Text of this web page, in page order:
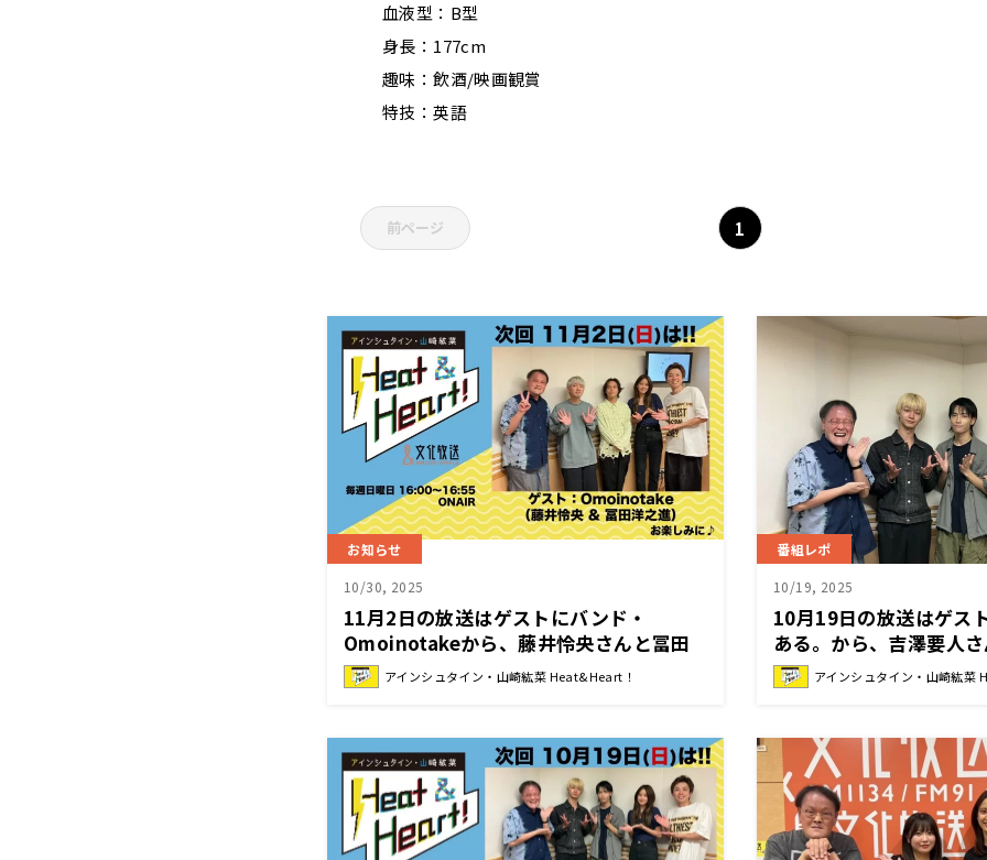
血液型：B型
身長：177cm
趣味：飲酒/映画観賞
特技：英語
前ページ 1
お知らせ
10/30, 2025
11月2日の放送はゲストにバンド・
Omoinotakeから、藤井怜央さんと冨田
洋之進さんが登場！『アインシュタイン・
山崎紘菜 Heat&Heart!』
アインシュタイン・山崎紘菜 Heat&Heart！
番組レポ
10/19, 2025
10月19日の放送はゲス
ある。から、吉澤要人
が登場！特別企画「略
リャクジブ&キング 」
アインシュタイン・山崎紘菜